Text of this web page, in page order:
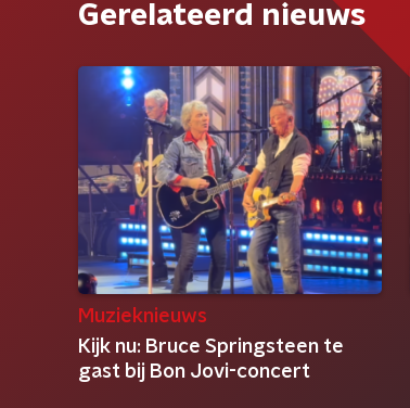
Gerelateerd nieuws
Muzieknieuws
Kijk nu: Bruce Springsteen te
gast bij Bon Jovi-concert